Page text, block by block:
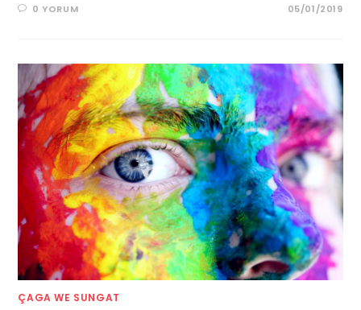
0 YORUM 05/01/2019
ÇAGA WE SUNGAT